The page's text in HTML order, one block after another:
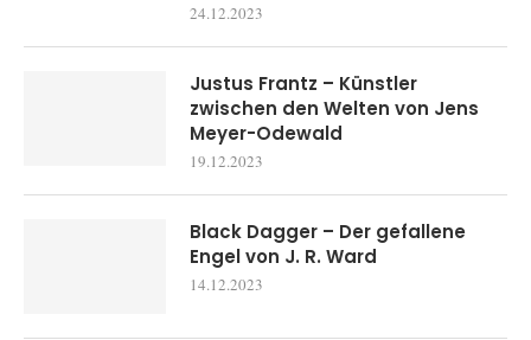
24.12.2023
Justus Frantz – Künstler
zwischen den Welten von Jens
Meyer-Odewald
19.12.2023
Black Dagger – Der gefallene
Engel von J. R. Ward
14.12.2023